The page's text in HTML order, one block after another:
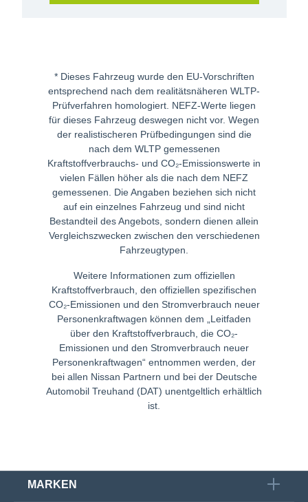
* Dieses Fahrzeug wurde den EU-Vorschriften
entsprechend nach dem realitätsnäheren WLTP-
Prüfverfahren homologiert. NEFZ-Werte liegen
für dieses Fahrzeug deswegen nicht vor. Wegen
der realistischeren Prüfbedingungen sind die
nach dem WLTP gemessenen
Kraftstoffverbrauchs- und CO₂-Emissionswerte in
vielen Fällen höher als die nach dem NEFZ
gemessenen. Die Angaben beziehen sich nicht
auf ein einzelnes Fahrzeug und sind nicht
Bestandteil des Angebots, sondern dienen allein
Vergleichszwecken zwischen den verschiedenen
Fahrzeugtypen.
Weitere Informationen zum offiziellen
Kraftstoffverbrauch, den offiziellen spezifischen
CO₂-Emissionen und den Stromverbrauch neuer
Personenkraftwagen können dem „Leitfaden
über den Kraftstoffverbrauch, die CO₂-
Emissionen und den Stromverbrauch neuer
Personenkraftwagen“ entnommen werden, der
bei allen Nissan Partnern und bei der Deutsche
Automobil Treuhand (DAT) unentgeltlich erhältlich
ist.
MARKEN